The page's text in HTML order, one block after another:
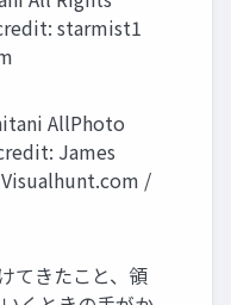
starmist1
AllPhoto
James
/
てきたこと、領